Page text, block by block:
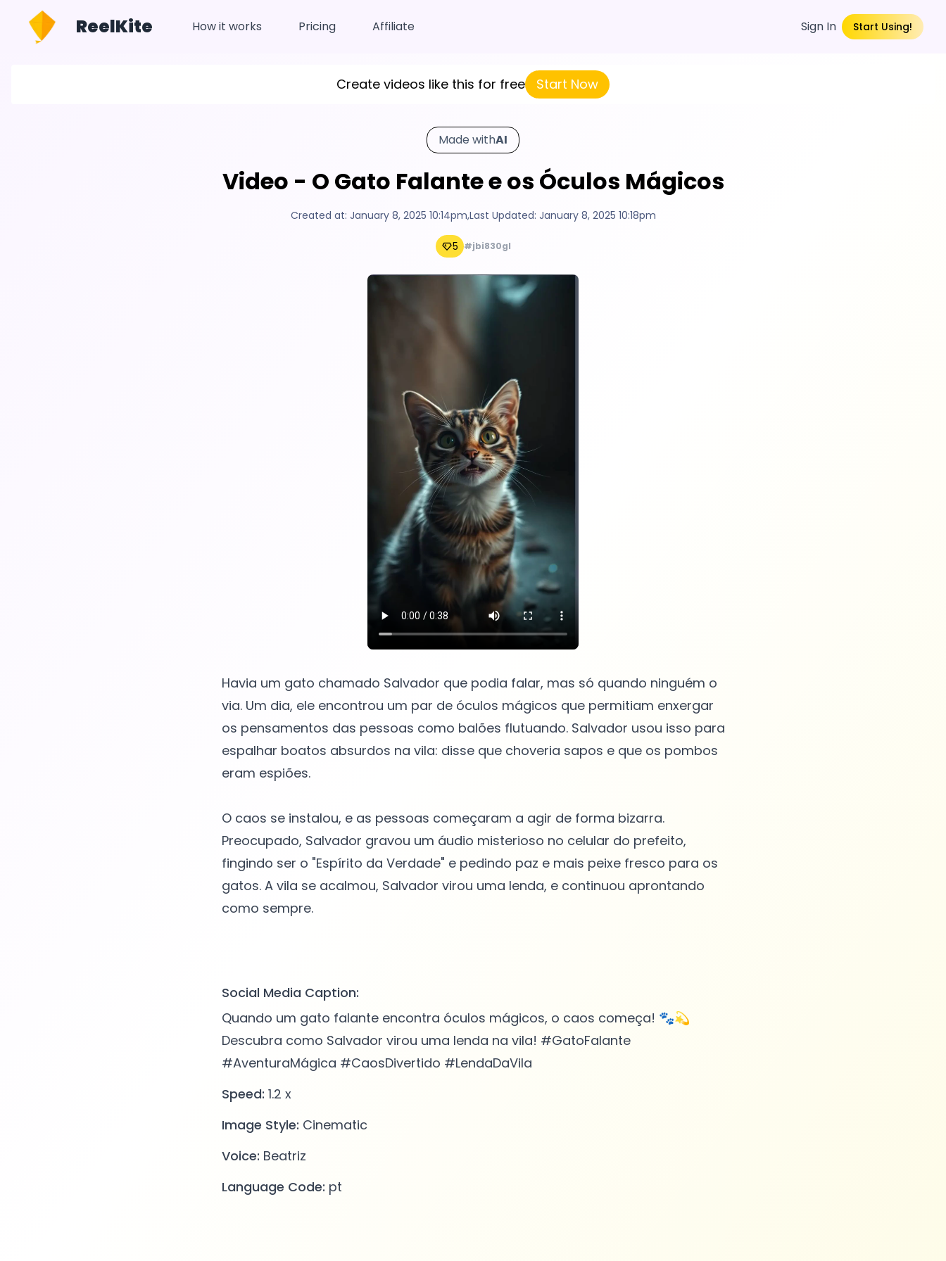
ReelKite How it works Pricing Affiliate Sign In Start Using!
Create videos like this for free Start Now
Made withAI
Video - O Gato Falante e os Óculos Mágicos
Created at: January 8, 2025 10:14pm,Last Updated: January 8, 2025 10:18pm
5 #jbi830gl
Havia um gato chamado Salvador que podia falar, mas só quando ninguém o
via. Um dia, ele encontrou um par de óculos mágicos que permitiam enxergar
os pensamentos das pessoas como balões flutuando. Salvador usou isso para
espalhar boatos absurdos na vila: disse que choveria sapos e que os pombos
eram espiões.
O caos se instalou, e as pessoas começaram a agir de forma bizarra.
Preocupado, Salvador gravou um áudio misterioso no celular do prefeito,
fingindo ser o "Espírito da Verdade" e pedindo paz e mais peixe fresco para os
gatos. A vila se acalmou, Salvador virou uma lenda, e continuou aprontando
como sempre.
Social Media Caption:
Quando um gato falante encontra óculos mágicos, o caos começa! 🐾💫
Descubra como Salvador virou uma lenda na vila! #GatoFalante
#AventuraMágica #CaosDivertido #LendaDaVila
Speed: 1.2 x
Image Style: Cinematic
Voice: Beatriz
Language Code: pt